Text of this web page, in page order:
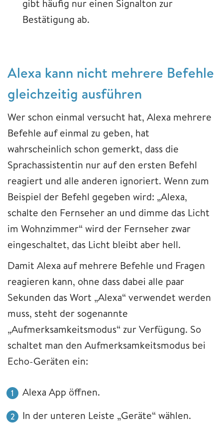
gibt häufig nur einen Signalton zur
Bestätigung ab.
​​​​​​​Alexa ​​​​​​​kann nicht mehrere Befehle
gleichzeitig ausführen
Wer schon einmal versucht hat, Alexa mehrere
Befehle auf einmal zu geben, hat
wahrscheinlich schon gemerkt, dass die
Sprachassistentin nur auf den ersten Befehl
reagiert und alle anderen ignoriert. Wenn zum
Beispiel der Befehl gegeben wird: „Alexa,
schalte den Fernseher an und dimme das Licht
im Wohnzimmer“ wird der Fernseher zwar
eingeschaltet, das Licht bleibt aber hell.
Damit Alexa auf mehrere Befehle und Fragen
reagieren kann, ohne dass dabei alle paar
Sekunden das Wort „Alexa“ verwendet werden
muss, steht der sogenannte
„Aufmerksamkeitsmodus“ zur Verfügung. So
schaltet man den Aufmerksamkeitsmodus bei
Echo-Geräten ein:
Alexa App öffnen.
In der unteren Leiste „Geräte“ wählen.